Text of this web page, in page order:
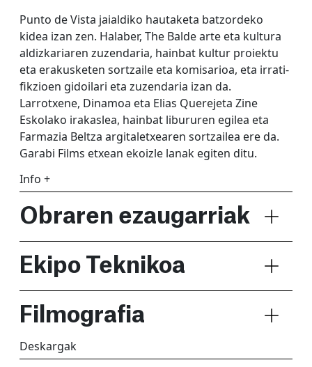
Punto de Vista jaialdiko hautaketa batzordeko
kidea izan zen. Halaber, The Balde arte eta kultura
aldizkariaren zuzendaria, hainbat kultur proiektu
eta erakusketen sortzaile eta komisarioa, eta irrati-
fikzioen gidoilari eta zuzendaria izan da.
Larrotxene, Dinamoa eta Elias Querejeta Zine
Eskolako irakaslea, hainbat libururen egilea eta
Farmazia Beltza argitaletxearen sortzailea ere da.
Garabi Films etxean ekoizle lanak egiten ditu.
Info +
Obraren ezaugarriak
Ekipo Teknikoa
Filmografia
Deskargak